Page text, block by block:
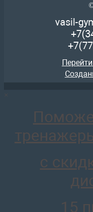
руб.
отложить
vasil-
×
с
15